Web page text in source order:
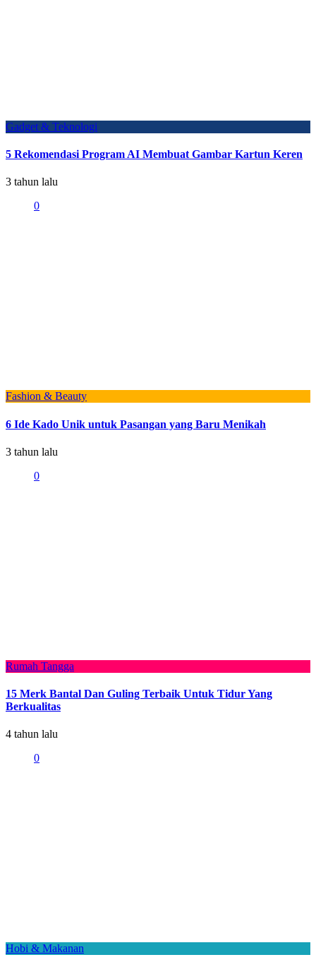
Gadget & Teknologi
5 Rekomendasi Program AI Membuat Gambar Kartun Keren
3 tahun lalu
0
Fashion & Beauty
6 Ide Kado Unik untuk Pasangan yang Baru Menikah
3 tahun lalu
0
Rumah Tangga
15 Merk Bantal Dan Guling Terbaik Untuk Tidur Yang
Berkualitas
4 tahun lalu
0
Hobi & Makanan